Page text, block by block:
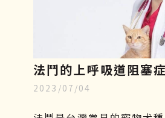
法鬥的上呼吸道阻塞
2023/07/04